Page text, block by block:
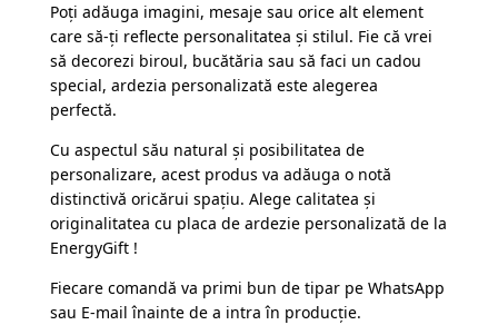
Poți adăuga imagini, mesaje sau orice alt element
care să-ți reflecte personalitatea și stilul. Fie că vrei
să decorezi biroul, bucătăria sau să faci un cadou
special, ardezia personalizată este alegerea
perfectă.
Cu aspectul său natural și posibilitatea de
personalizare, acest produs va adăuga o notă
distinctivă oricărui spațiu. Alege calitatea și
originalitatea cu placa de ardezie personalizată de la
EnergyGift !
Fiecare comandă va primi bun de tipar pe WhatsApp
sau E-mail înainte de a intra în producție.